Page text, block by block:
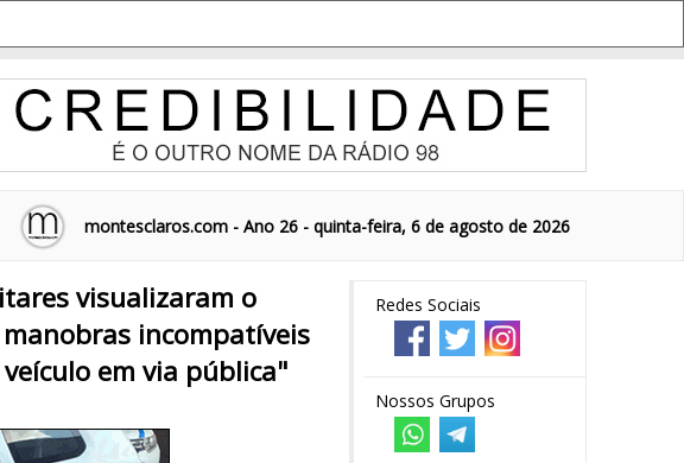
montesclaros.com - Ano 26 - quinta-feira, 6 de agosto de 2026
Redes Sociais
Nossos Grupos
visualizaram o
incompatíveis
em via pública"